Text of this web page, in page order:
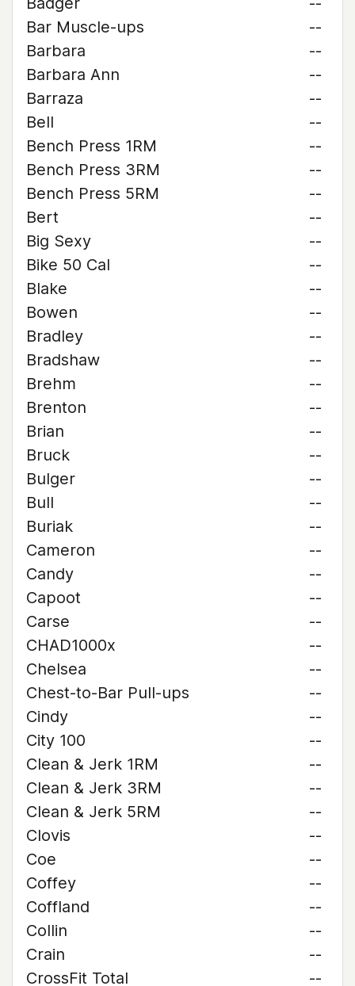
Bar Muscle-ups
--
Barbara
--
Barbara Ann
--
Barraza
--
Bell
--
Bench Press 1RM
--
Bench Press 3RM
--
Bench Press 5RM
--
Bert
--
Big Sexy
--
Bike 50 Cal
--
Blake
--
Bowen
--
Bradley
--
Bradshaw
--
Brehm
--
Brenton
--
Brian
--
Bruck
--
Bulger
--
Bull
--
Buriak
--
Cameron
--
Candy
--
Capoot
--
Carse
--
CHAD1000x
--
Chelsea
--
Chest-to-Bar Pull-ups
--
Cindy
--
City 100
--
Clean & Jerk 1RM
--
Clean & Jerk 3RM
--
Clean & Jerk 5RM
--
Clovis
--
Coe
--
Coffey
--
Coffland
--
Collin
--
Crain
--
CrossFit Total
--